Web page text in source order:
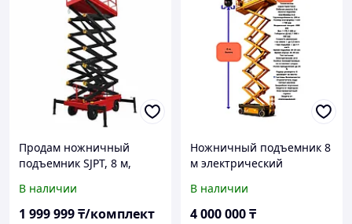
Продам ножничный
подъемник SJPT, 8 м,
В наличии
1 999 999₸/комплект
Ножничный подъемник 8
м электрический
мобильный
В наличии
4 000 000₸